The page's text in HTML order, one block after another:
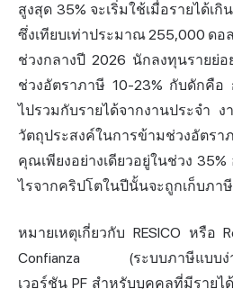
สูงสุด 35% จะเริ่มใช้เมื่อรายได้เกิ
ซึ่งเทียบเท่าประมาณ 255,000 ด
ช่วงกลางปี 2026 นักลงทุนรายย่
ช่วงอัตราภาษี 10-23% กับดักคือ
ไปรวมกับรายได้จากงานประจำ
วัตถุประสงค์ในการข้ามช่วงอัตร
คุณเพียงอย่างเดียวอยู่ในช่วง
ไรจากคริปโตในปีนั้นจะถูกเก็บภา
หมายเหตุเกี่ยวกับ RESICO หรือ
Confianza (ระบบภาษีแบบง่า
เวอร์ชัน PF สำหรับบุคคลที่มีราย